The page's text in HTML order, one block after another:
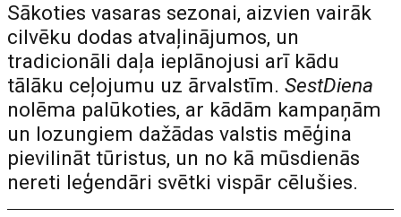
Sākoties vasaras sezonai, aizvien vairāk
cilvēku dodas atvaļinājumos, un
tradicionāli daļa ieplānojusi arī kādu
tālāku ceļojumu uz ārvalstīm.SestDiena
nolēma palūkoties, ar kādām kampaņām
un lozungiem dažādas valstis mēģina
pievilināt tūristus, un no kā mūsdienās
nereti leģendāri svētki vispār cēlušies.